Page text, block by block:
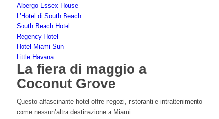
Albergo Essex House
L’Hotel di South Beach
South Beach Hotel
Regency Hotel
Hotel Miami Sun
Little Havana
La fiera di maggio a
Coconut Grove
Questo affascinante hotel offre negozi, ristoranti e intrattenimento
come nessun’altra destinazione a Miami.